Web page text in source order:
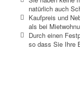
natürlich auch
Kaufpreis und
als bei
Durch einen
so dass Sie Ihre